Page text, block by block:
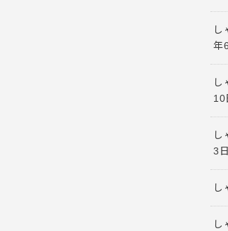
し
年
し
10
し
3
し
し